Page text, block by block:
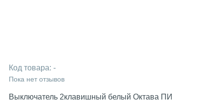
Код товара: -
Пока нет отзывов
Выключатель 2клавишный белый Октава ПИ